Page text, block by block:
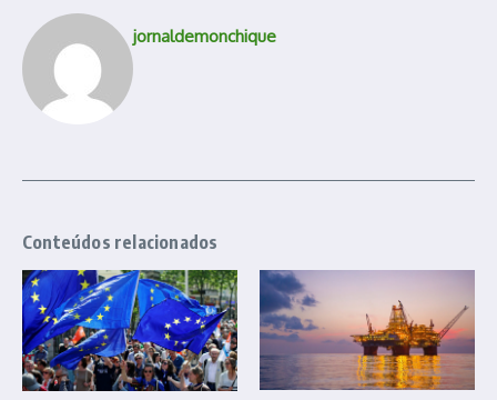
jornaldemonchique
Conteúdos relacionados